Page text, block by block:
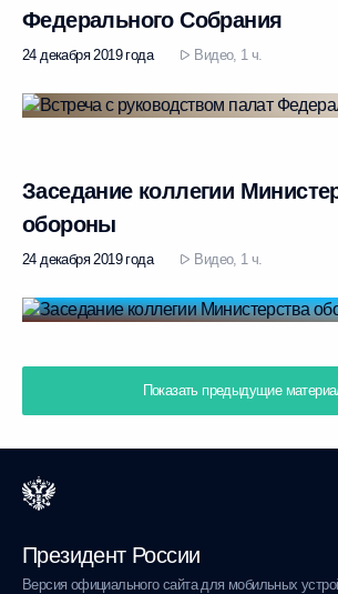
Федерального Собрания
24 декабря 2019 года Видео, 1 ч.
Заседание коллегии
обороны
24 декабря 2019 года Видео, 1 ч.
Показать предыдущие
Президент России
Версия официального сайта для мобильных